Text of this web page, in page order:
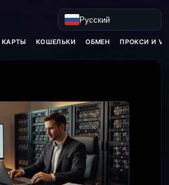
Русский
КАРТЫ КОШЕЛЬКИ ОБМЕН ПРОКСИ И